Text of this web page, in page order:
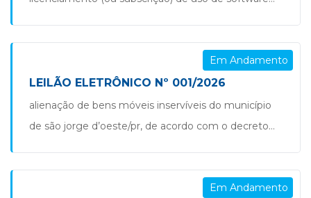
serviços de conversão/migração de dados,
implantação, treinamento, suporte técnico e
manutenção corretiva/evolutiva, para atender às
necessidades das diversas secretarias e
departamentos do município de são jorge
Em Andamento
LEILÃO ELETRÔNICO Nº 001/2026
alienação de bens móveis inservíveis do município
de são jorge d’oeste/pr, de acordo com o decreto
conforme anexo i, termo de referência do edital.
Em Andamento